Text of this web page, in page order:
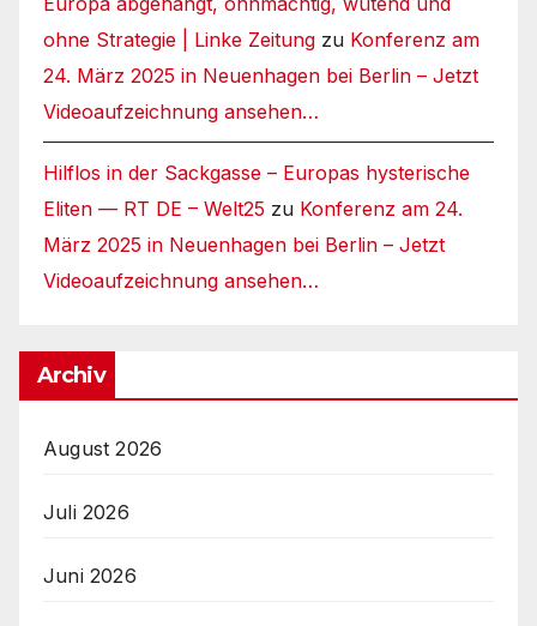
ohne Strategie | Linke Zeitung zu Konferenz am
24. März 2025 in Neuenhagen bei Berlin – Jetzt
Videoaufzeichnung ansehen…
Hilflos in der Sackgasse – Europas hysterische
Eliten — RT DE – Welt25 zu Konferenz am 24.
März 2025 in Neuenhagen bei Berlin – Jetzt
Videoaufzeichnung ansehen…
Archiv
August 2026
Juli 2026
Juni 2026